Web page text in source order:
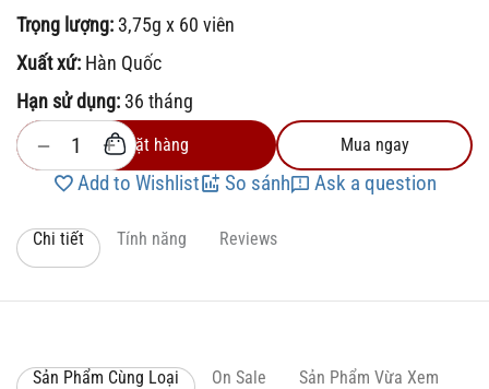
Trọng lượng: 3,75g x 60 viên
Xuất xứ: Hàn Quốc
Hạn sử dụng: 36 tháng
+
− Đặt hàng Mua ngay
Add to Wishlist So sánh Ask a question
Chi tiết Tính năng Reviews
Sản Phẩm Cùng Loại On Sale Sản Phẩm Vừa Xem